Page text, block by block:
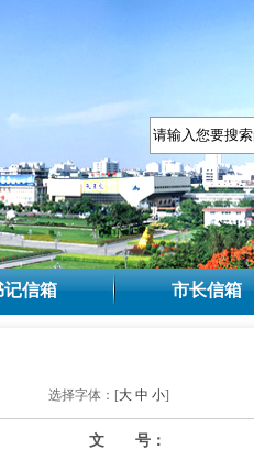
记信箱 市长信箱
选择字体：[大 中 小]
文 号：